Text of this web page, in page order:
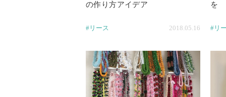
の作り方アイデア
#リース 2018.05.16
を
#リ